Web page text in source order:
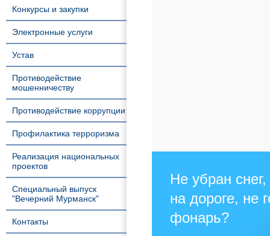
Конкурсы и закупки
Электронные услуги
Устав
Противодействие
мошенничеству
Противодействие коррупции
Профилактика терроризма
Реализация национальных
проектов
Специальный выпуск
"Вечерний Мурманск"
Контакты
Не убран
на дороге, не
фонарь?